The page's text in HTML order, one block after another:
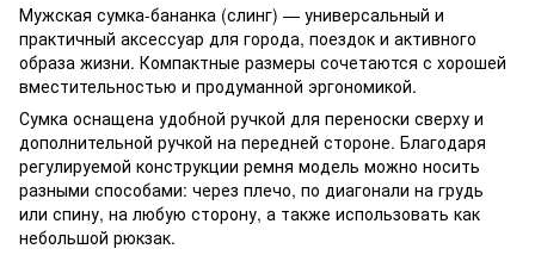
Мужская сумка-бананка (слинг) — универсальный и
практичный аксессуар для города, поездок и активного
образа жизни. Компактные размеры сочетаются с хорошей
вместительностью и продуманной эргономикой.
Сумка оснащена удобной ручкой для переноски сверху и
дополнительной ручкой на передней стороне. Благодаря
регулируемой конструкции ремня модель можно носить
разными способами: через плечо, по диагонали на грудь
или спину, на любую сторону, а также использовать как
небольшой рюкзак.